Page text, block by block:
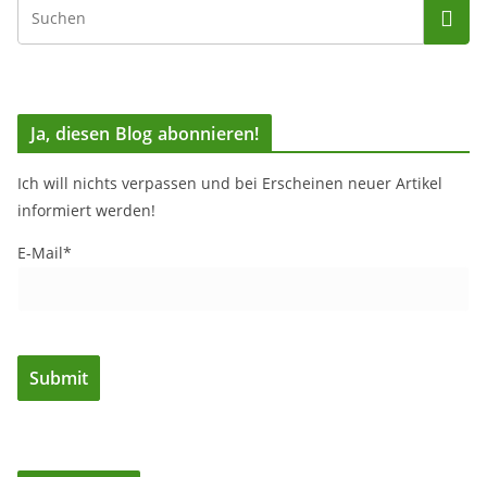
Ja, diesen Blog abonnieren!
Ich will nichts verpassen und bei Erscheinen neuer Artikel
informiert werden!
E-Mail*